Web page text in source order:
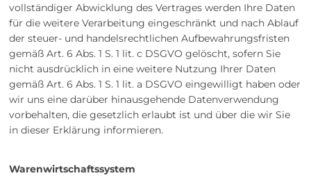
vollständiger Abwicklung des Vertrages werden Ihre Daten
für die weitere Verarbeitung eingeschränkt und nach Ablauf
der steuer- und handelsrechtlichen Aufbewahrungsfristen
gemäß Art. 6 Abs. 1 S. 1 lit. c DSGVO gelöscht, sofern Sie
nicht ausdrücklich in eine weitere Nutzung Ihrer Daten
gemäß Art. 6 Abs. 1 S. 1 lit. a DSGVO eingewilligt haben oder
wir uns eine darüber hinausgehende Datenverwendung
vorbehalten, die gesetzlich erlaubt ist und über die wir Sie
in dieser Erklärung informieren.
Warenwirtschaftssystem